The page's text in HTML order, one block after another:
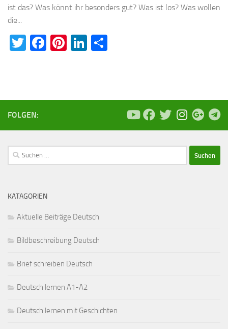
ist das? Was könnt ihr besonders gut? Was ist los? Was wollen
die...
Twitter
Facebook
Pinterest
LinkedIn
FOLGEN:
Suchen
nach:
KATAGORIEN
Aktuelle Beiträge Deutsch
Bildbeschreibung Deutsch
Brief schreiben Deutsch
Deutsch lernen A1-A2
Deutsch lernen mit Geschichten